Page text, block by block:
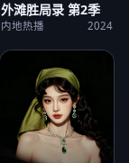
外滩胜局录 第2季
内地热播 2024